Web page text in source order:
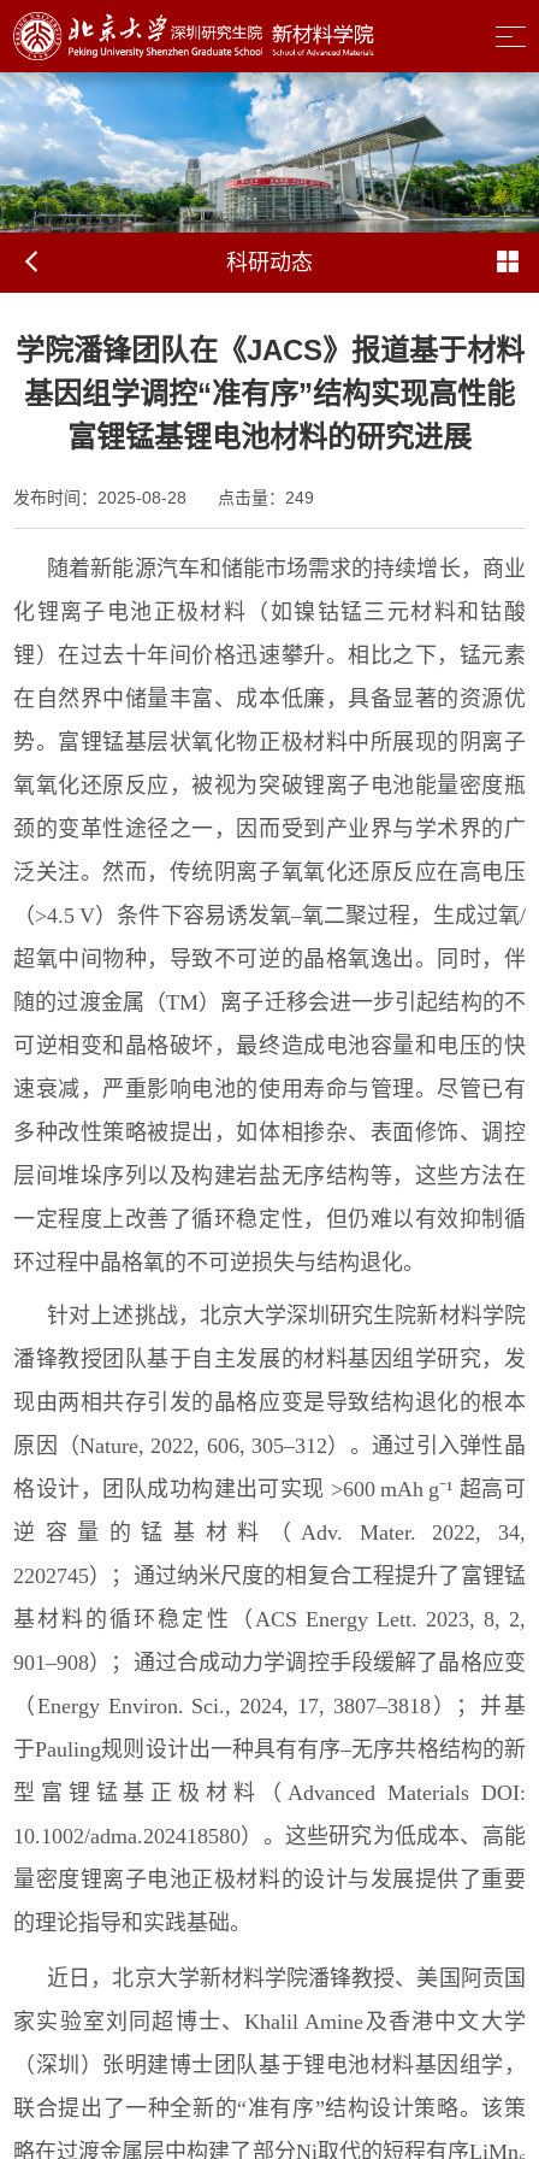
科研动态
学院潘锋团队在《JACS》报道基于材料
基因组学调控“准有序”结构实现高性能
富锂锰基锂电池材料的研究进展
发布时间：2025-08-28 点击量： 249
随着新能源汽车和储能市场需求的持续增长，商业
化锂离子电池正极材料（如镍钴锰三元材料和钴酸
锂）在过去十年间价格迅速攀升。相比之下，锰元素
在自然界中储量丰富、成本低廉，具备显著的资源优
势。富锂锰基层状氧化物正极材料中所展现的阴离子
氧氧化还原反应，被视为突破锂离子电池能量密度瓶
颈的变革性途径之一，因而受到产业界与学术界的广
泛关注。然而，传统阴离子氧氧化还原反应在高电压
（>4.5 V）条件下容易诱发氧–氧二聚过程，生成过氧/
超氧中间物种，导致不可逆的晶格氧逸出。同时，伴
随的过渡金属（TM）离子迁移会进一步引起结构的不
可逆相变和晶格破坏，最终造成电池容量和电压的快
速衰减，严重影响电池的使用寿命与管理。尽管已有
多种改性策略被提出，如体相掺杂、表面修饰、调控
层间堆垛序列以及构建岩盐无序结构等，这些方法在
一定程度上改善了循环稳定性，但仍难以有效抑制循
环过程中晶格氧的不可逆损失与结构退化。
针对上述挑战，北京大学深圳研究生院新材料学院
潘锋教授团队基于自主发展的材料基因组学研究，发
现由两相共存引发的晶格应变是导致结构退化的根本
原因（Nature, 2022, 606, 305–312）。通过引入弹性晶
格设计，团队成功构建出可实现 >600 mAh g⁻¹ 超高可
逆容量的锰基材料（Adv. Mater. 2022, 34,
2202745）；通过纳米尺度的相复合工程提升了富锂锰
基材料的循环稳定性（ ACS Energy Lett. 2023, 8, 2,
901–908）；通过合成动力学调控手段缓解了晶格应变
（ Energy Environ. Sci., 2024, 17, 3807–3818）；并基
于Pauling规则设计出一种具有有序–无序共格结构的新
型富锂锰基正极材料（Advanced Materials DOI:
10.1002/adma.202418580）。这些研究为低成本、高能
量密度锂离子电池正极材料的设计与发展提供了重要
的理论指导和实践基础。
近日，北京大学新材料学院潘锋教授、美国阿贡国
家实验室刘同超博士、Khalil Amine及香港中文大学
（深圳）张明建博士团队基于锂电池材料基因组学，
联合提出了一种全新的“准有序”结构设计策略。该策
略在过渡金属层中构建了部分Ni取代的短程有序LiMn₆